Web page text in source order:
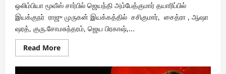
ஒலிம்பியா மூவீஸ் சார்பில் ஜெயந்தி அம்பேத்குமார் தயாரிப்பில்
இயக்குநர் ராஜு முருகன் இயக்கத்தில் சசிகுமார், சைத்ரா , ஆஷா
ஷரத், குரு.சோமசுந்தரம், ஜெய பிரகாஷ்,...
Read MoreRead
more
’மை